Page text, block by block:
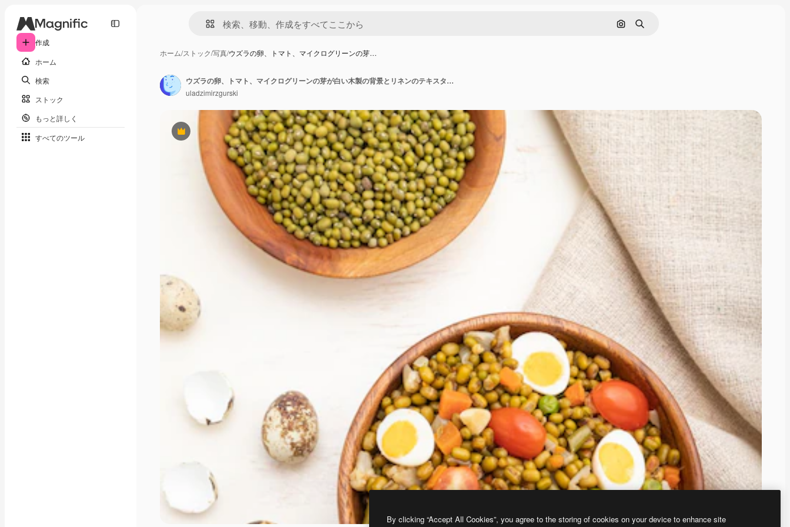
作成
ホーム
検索
ストック
もっと詳しく
すべてのツール
画像で検索
検索
ホーム/ストック/写真/ウズラの卵、トマト、マイクログリーンの芽…
Premium
ウズラの卵、トマト、マイクログリーンの芽が白い木製の背景とリネンのテキスタイルにリョクトウのお粥。上面図、フラットレイ、クローズアップ。
uladzimirzgurski
By clicking “Accept All Cookies”, you agree to the storing of cookies on your device to enhance site